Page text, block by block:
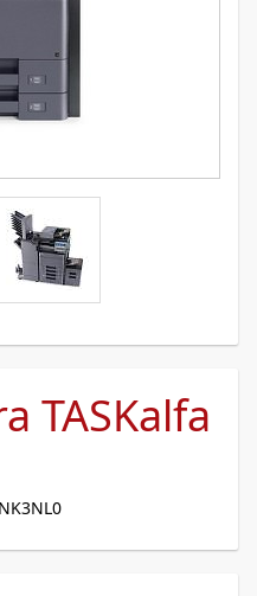
TASKalfa